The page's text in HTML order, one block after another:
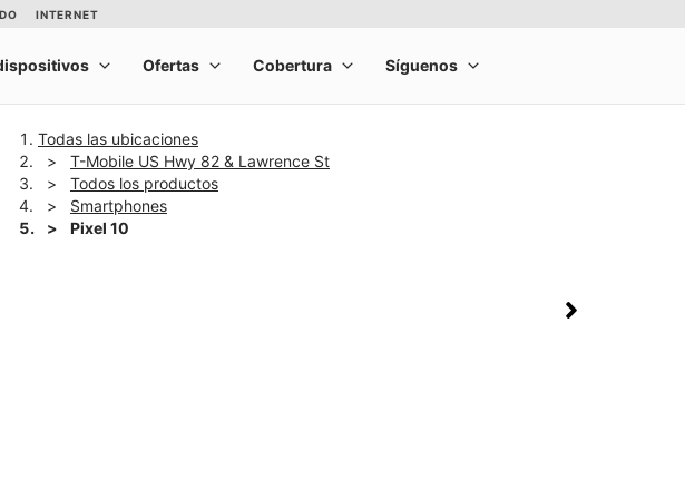
Todas las ubicaciones
T-Mobile US Hwy 82 & Lawrence St
Todos los productos
Smartphones
Pixel 10
This carousel shows one large product image at a time. Use the Previous and Next buttons